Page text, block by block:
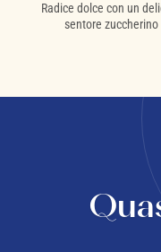
Radice dolce con un
sentore zuccherino